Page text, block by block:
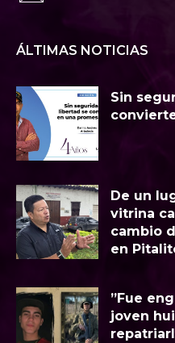
ÁLTIMAS NOTICIAS
Sin
​De un
vitrina
cambio
en
​”Fue
joven